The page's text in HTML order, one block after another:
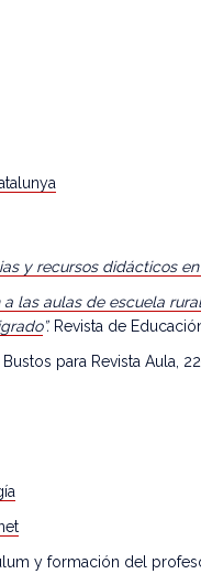
y recursos didácticos
a las aulas de escuela
”. Revista de
para Revista Aula,
y formación del